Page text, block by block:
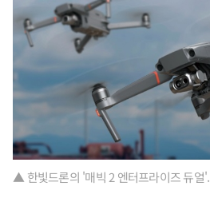
▲ 한빛드론의 '매빅 2 엔터프라이즈 듀얼'.